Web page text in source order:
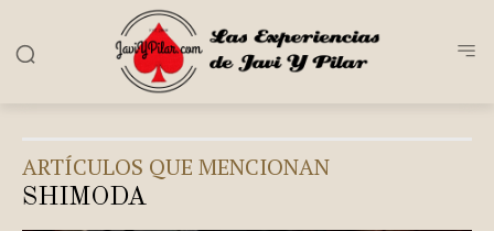
ARTÍCULOS QUE MENCIONAN
SHIMODA